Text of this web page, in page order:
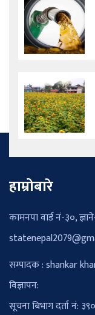
हाम्रोबारे
कामनपा वार्ड नं-३०,
सम्पादक : shankar
विज्ञापन:
सूचना बिभाग दर्ता नं: